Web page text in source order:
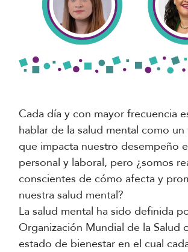
Cada día y con mayor frecuencia
hablar de la salud mental como
que impacta nuestro desempeño
personal y laboral, pero ¿somos
conscientes de cómo afecta y
nuestra salud mental?
La salud mental ha sido definida
Organización Mundial de la Salud
estado de bienestar en el cual